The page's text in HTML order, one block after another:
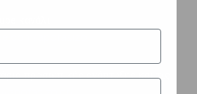
κανάλι
προσωπικής ανάπτυξης και τις